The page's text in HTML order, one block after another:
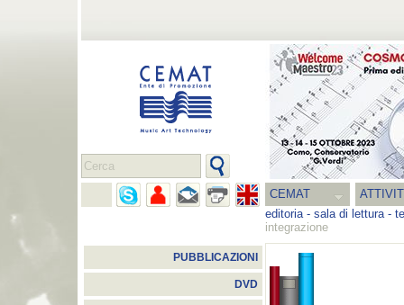
CEMAT
editoria- sala di lettura-
integrazione
PUBBLICAZIONI
DVD